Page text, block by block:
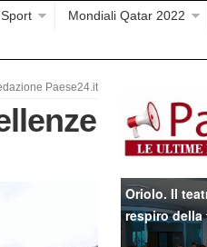
Sport Mondiali Qatar 2022
Paese24.it
Oriolo. Il
respiro